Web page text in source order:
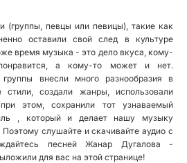
(группы, певцы или певицы), такие как
оставили свой след в культуре
время музыка - это дело вкуса, кому-
а кому-то может и нет.
внесли много разнообразия в
создали жанры, использовали
этом, сохранили тот узнаваемый
, который и делает нашу музыку
слушайте и скачивайте аудио с
песней Жанар Дугалова -
для вас на этой странице!